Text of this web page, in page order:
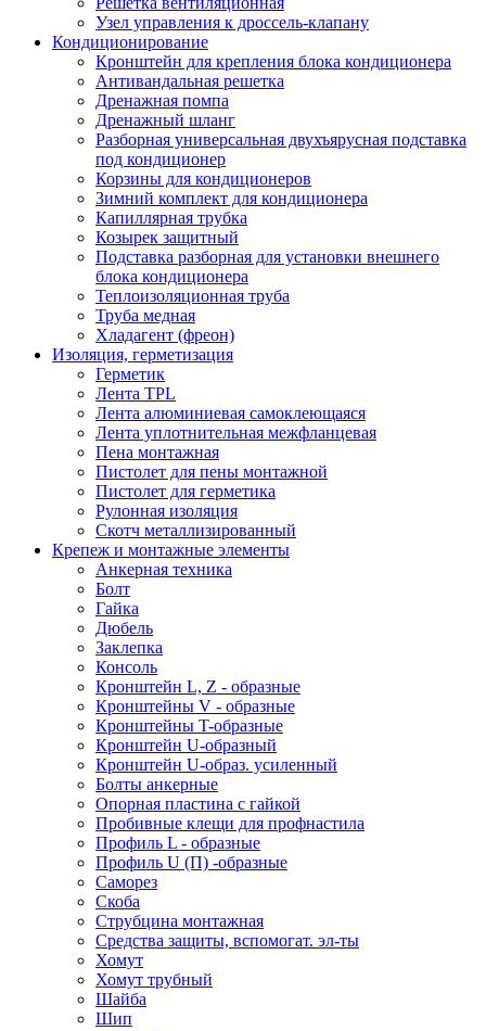
Узел управления к дроссель-клапану
Кондиционирование
Кронштейн для крепления блока кондиционера
Антивандальная решетка
Дренажная помпа
Дренажный шланг
Разборная универсальная двухъярусная подставка
под кондиционер
Корзины для кондиционеров
Зимний комплект для кондиционера
Капиллярная трубка
Козырек защитный
Подставка разборная для установки внешнего
блока кондиционера
Теплоизоляционная труба
Труба медная
Хладагент (фреон)
Изоляция, герметизация
Герметик
Лента TPL
Лента алюминиевая самоклеющаяся
Лента уплотнительная межфланцевая
Пена монтажная
Пистолет для пены монтажной
Пистолет для герметика
Рулонная изоляция
Скотч металлизированный
Крепеж и монтажные элементы
Анкерная техника
Болт
Гайка
Дюбель
Заклепка
Консоль
Кронштейн L, Z - образные
Кронштейны V - образные
Кронштейны T-образные
Кронштейн U-образный
Кронштейн U-образ. усиленный
Болты анкерные
Опорная пластина с гайкой
Пробивные клещи для профнастила
Профиль L - образные
Профиль U (П) -образные
Саморез
Скоба
Струбцина монтажная
Средства защиты, вспомогат. эл-ты
Хомут
Хомут трубный
Шайба
Шип